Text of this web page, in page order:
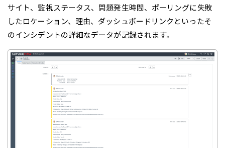
サイト、監視ステータス、問題発生時間、ポーリングに失敗
したロケーション、理由、ダッシュボードリンクといったそ
のインシデントの詳細なデータが記録されます。